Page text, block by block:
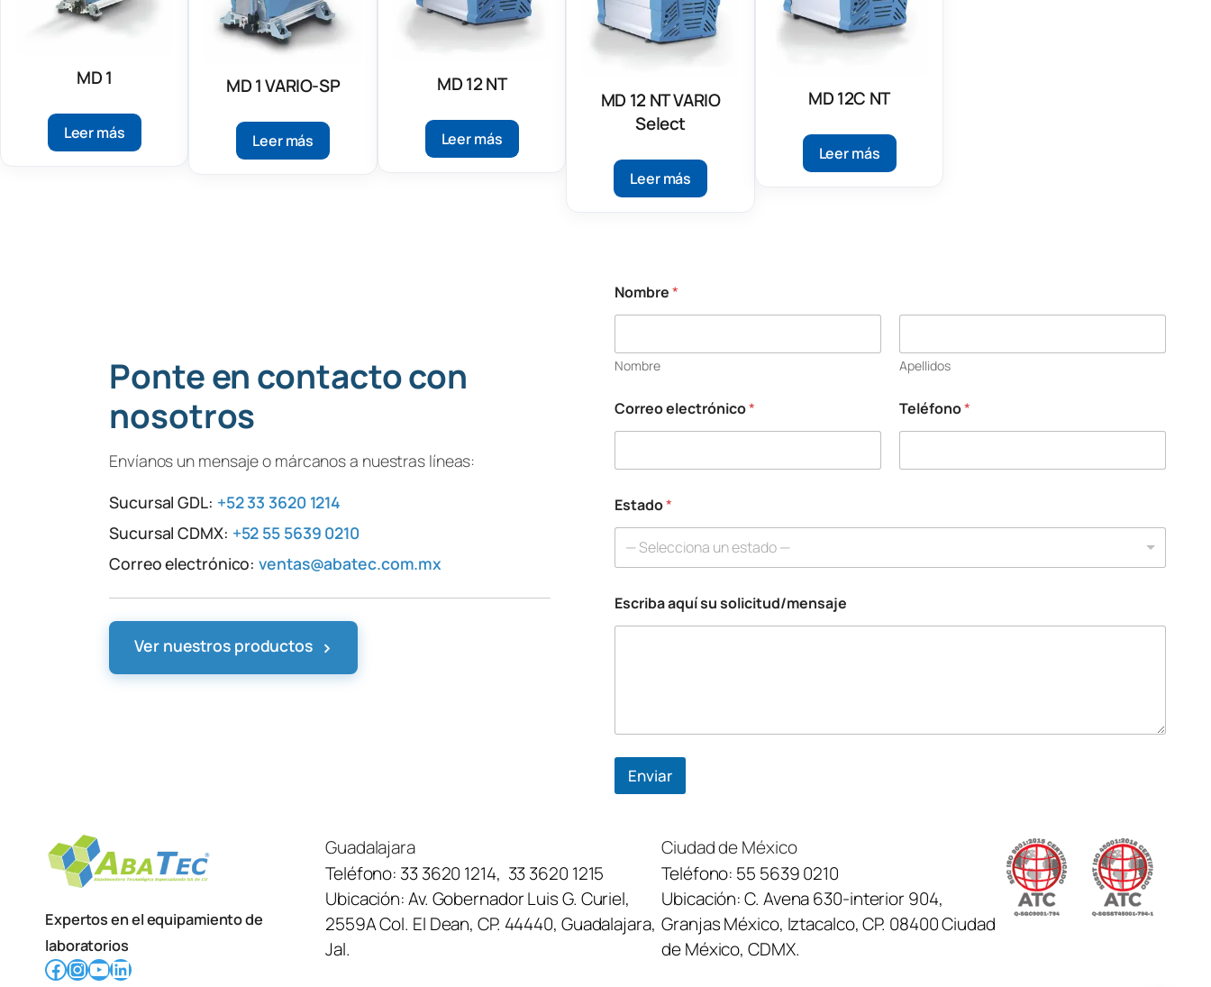
MD 1
Leer más
MD 1 VARIO-SP
Leer más
MD 12 NT
Leer más
MD 12 NT VARIO
Select
Leer más
MD 12C NT
Leer más
Ponte en contacto con
nosotros
Envíanos un mensaje o márcanos a nuestras líneas:
Sucursal GDL: +52 33 3620 1214
Sucursal CDMX: +52 55 5639 0210
Correo electrónico:ventas@abatec.com.mx
Ver nuestros productos ›
s
u
e
l
f
e
e
c
r
n
i
c
Nombre*
Nombre Apellidos
Correo electrónico* Teléfono*
Estado*
— Selecciona un estado —
Escriba aquí su solicitud/mensaje
Enviar
Expertos en el equipamiento de
laboratorios
Facebook InstagramYouTube LinkedIn
Guadalajara
Teléfono: 33 3620 1214, 33 3620 1215
Ubicación:Av. Gobernador Luis G. Curiel,
2559A Col. El Dean, CP. 44440, Guadalajara,
Jal.
Ciudad de México
Teléfono: 55 5639 0210
Ubicación:C. Avena 630-interior 904,
Granjas México, Iztacalco, CP. 08400 Ciudad
de México, CDMX.